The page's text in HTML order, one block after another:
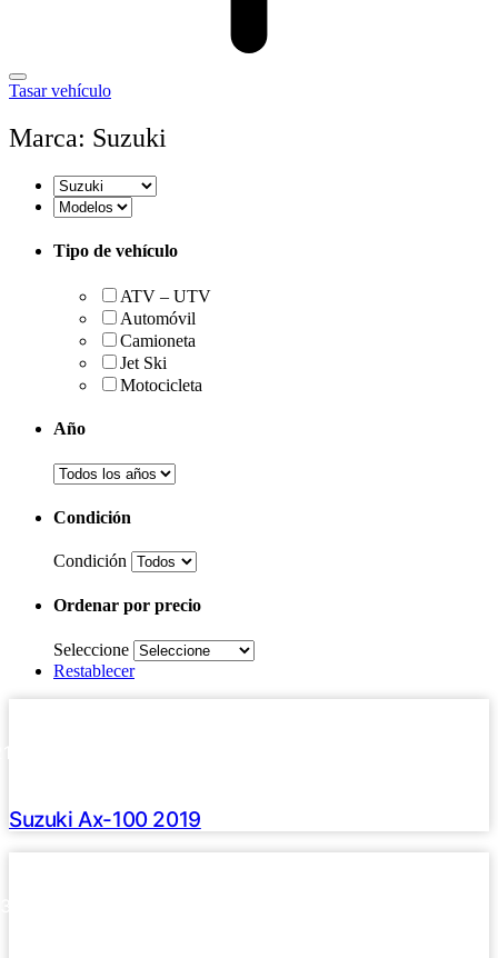
Tasar vehículo
Marca: Suzuki
Tipo de vehículo
ATV – UTV
Automóvil
Camioneta
Jet Ski
Motocicleta
Año
Condición
Condición
Ordenar por precio
Seleccione
Restablecer
Km
Suzuki Ax-100 2019
Km